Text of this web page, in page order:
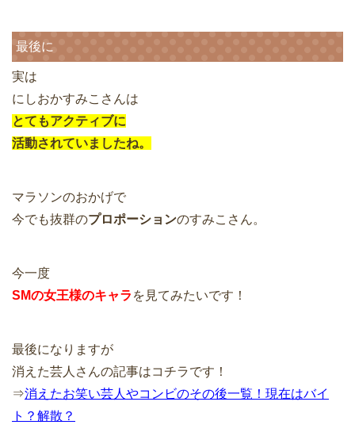
最後に
実は
にしおかすみこさんは
とてもアクティブに
活動されていましたね。
マラソンのおかげで
今でも抜群のプロポーションのすみこさん。
今一度
SMの女王様のキャラ を見てみたいです！
最後になりますが
消えた芸人さんの記事はコチラです！
⇒消えたお笑い芸人やコンビのその後一覧！現在はバイ
ト？解散？